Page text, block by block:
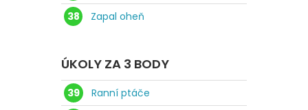
38
Zapal oheň
ÚKOLY ZA 3 BODY
39
Ranní ptáče